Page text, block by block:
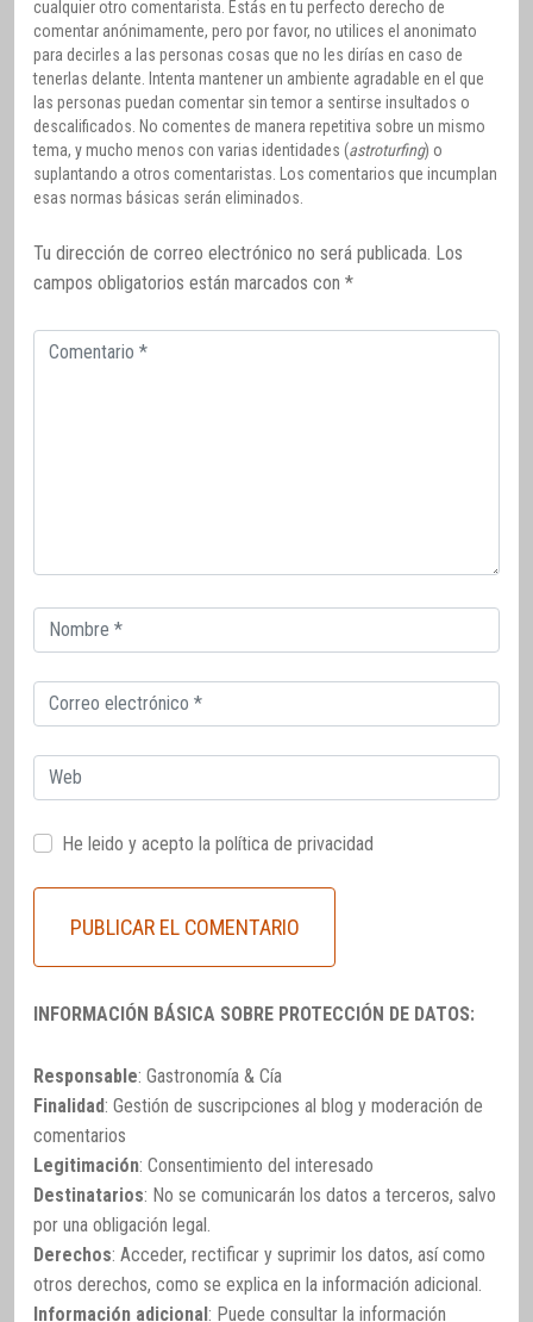
cualquier otro comentarista. Estás en tu perfecto derecho de
comentar anónimamente, pero por favor, no utilices el anonimato
para decirles a las personas cosas que no les dirías en caso de
tenerlas delante. Intenta mantener un ambiente agradable en el que
las personas puedan comentar sin temor a sentirse insultados o
descalificados. No comentes de manera repetitiva sobre un mismo
tema, y mucho menos con varias identidades (astroturfing) o
suplantando a otros comentaristas. Los comentarios que incumplan
esas normas básicas serán eliminados.
Tu dirección de correo electrónico no será publicada. Los
campos obligatorios están marcados con *
Comentario
Correo
electrónico
Correo
electrónico
Web
He leido y acepto la política de privacidad
INFORMACIÓN BÁSICA SOBRE PROTECCIÓN DE DATOS:
Responsable: Gastronomía & Cía
Finalidad: Gestión de suscripciones al blog y moderación de
comentarios
Legitimación: Consentimiento del interesado
Destinatarios: No se comunicarán los datos a terceros, salvo
por una obligación legal.
Derechos: Acceder, rectificar y suprimir los datos, así como
otros derechos, como se explica en la información adicional.
Información adicional : Puede consultar la información